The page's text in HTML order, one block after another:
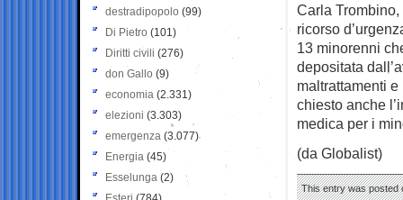
Carla
ricorso
13 minorenni
depositata
maltrattamenti
chiesto anche
medica per i
(da Globalist)
This entry was posted
destradipopolo (99)
Di Pietro (101)
Diritti civili (276)
don Gallo (9)
economia (2.331)
elezioni (3.303)
emergenza (3.077)
Energia (45)
Esselunga (2)